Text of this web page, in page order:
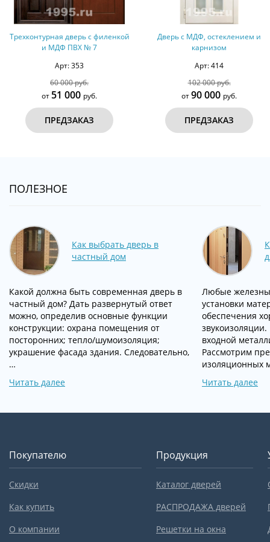
Дверь с МДФ, остеклением и
карнизом
Арт: 414
102 000 руб.
от90 000
ПРЕДЗАКАЗ
Дверь входная с МДФ с
сторон №40
Арт: 428
55 000 руб.
от45 000
ПРЕДЗАКАЗ
ПОЛЕЗНОЕ
Как выбрать дверь в
частный дом
Какой должна быть современная дверь в
частный дом? Дать развернутый ответ
можно, определив основные функции
конструкции: охрана помещения от
посторонних; тепло/шумоизоляция;
украшение фасада здания. Следовательно,
…
Читать далее
Любые
установки
обеспечения
входной
Рассмотрим
изоляционных
Читать далее
Покупателю
Скидки
Как купить
О компании
Продукция
Каталог дверей
РАСПРОДАЖА дверей
Решетки на окна